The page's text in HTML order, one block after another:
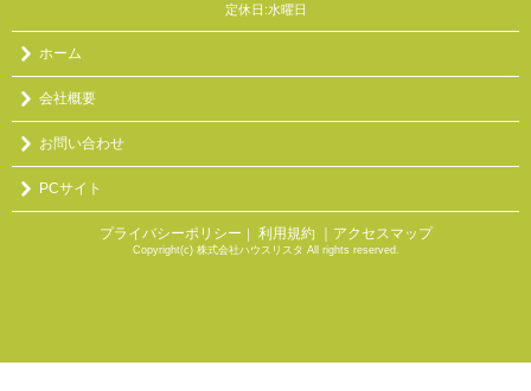
定休日:水曜日
ホーム
会社概要
お問い合わせ
PCサイト
プライバシーポリシー ｜ 利用規約 ｜アクセスマップ
Copyright(c) 株式会社ハウスリスタ All rights reserved.